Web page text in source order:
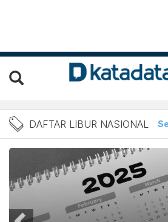
Berita Daftar
DAFTAR LIBUR NASIONAL